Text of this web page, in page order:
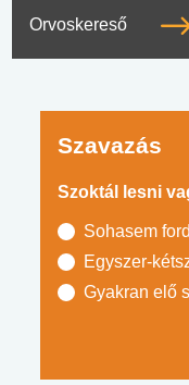
Orvoskereső
Szavazás
Szoktál lesni
Sohasem
Egyszer-
Gyakran elő